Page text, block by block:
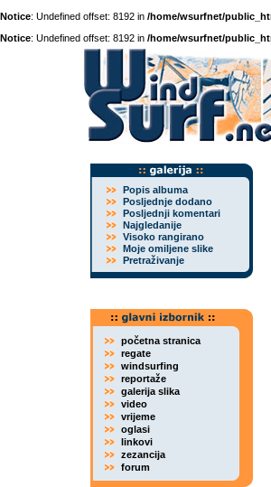
Notice: Undefined offset: 8192 in /home/wsurfnet/
Notice: Undefined offset: 8192 in /home/wsurfnet/
Popis albuma
Posljednje dodano
Posljednji komentari
Najgledanije
Visoko rangirano
Moje omiljene slike
Pretraživanje
početna stranica
regate
windsurfing
reportaže
galerija slika
video
vrijeme
oglasi
linkovi
zezancija
forum